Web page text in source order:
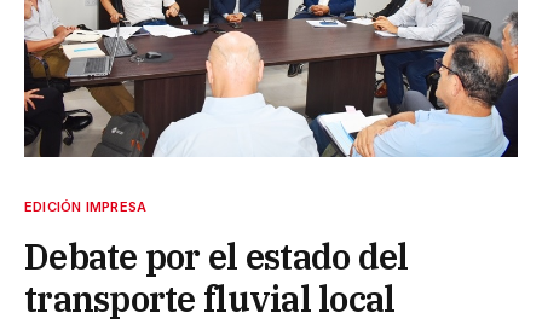
EDICIÓN IMPRESA
Debate por el estado del
transporte fluvial local